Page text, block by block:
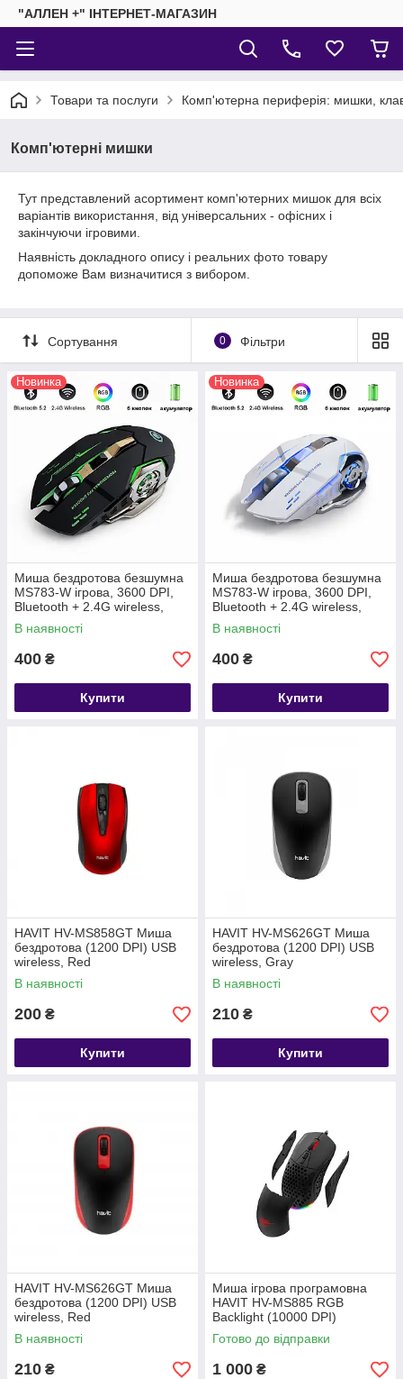
"АЛЛЕН +" ІНТЕРНЕТ-МАГАЗИН
Товари та послуги Комп'ютерна периферія: мишки,
Комп'ютерні мишки
Тут представлений асортимент комп'ютерних мишок для всіх
варіантів використання, від універсальних - офісних і
закінчуючи ігровими.
Наявність докладного опису і реальних фото товару
допоможе Вам визначитися з вибором.
Сортування 0 Фільтри
Новинка
Миша бездротова безшумна
MS783-W ігрова, 3600 DPI,
Bluetooth + 2.4G wireless,
чорна
В наявності
400 ₴
Купити
Новинка
Миша бездротова безшумна
MS783-W ігрова, 3600 DPI,
Bluetooth + 2.4G wireless,
біла
В наявності
400 ₴
Купити
HAVIT HV-MS858GT Миша
бездротова (1200 DPI) USB
wireless, Red
В наявності
200 ₴
Купити
HAVIT HV-MS626GT Миша
бездротова (1200 DPI) USB
wireless, Gray
В наявності
210 ₴
Купити
HAVIT HV-MS626GT Миша
бездротова (1200 DPI) USB
wireless, Red
В наявності
210 ₴
Миша ігрова програмовна
HAVIT HV-MS885 RGB
Backlight (10000 DPI)
GAMING, USB, black
Готово до відправки
1 000 ₴